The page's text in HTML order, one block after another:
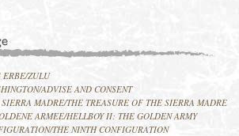
ERBE/ZULU
ADVISE AND CONSENT
MADRE/THE TREASURE OF THE SIERRA MADRE
ARMEE/HELLBOY II: THE GOLDEN ARMY
THE NINTH CONFIGURATION